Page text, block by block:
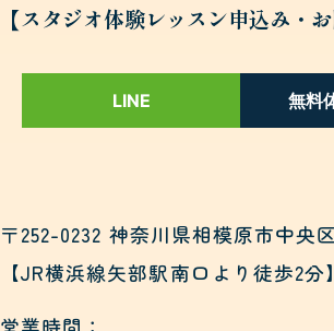
【スタジオ体験レッスン申込み・
LINE 無料
〒252-0232 神奈川県相模原市中央
【JR横浜線矢部駅南口より徒歩2分